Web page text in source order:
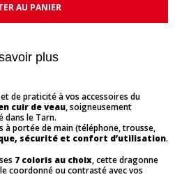
AU PANIER
plus
de praticité à vos accessoires du
cuir de veau, soigneusement
dans le Tarn.
à portée de main (téléphone, trousse,
sécurité et confort d’utilisation.
7 coloris au choix, cette dragonne
coordonné ou contrasté avec vos